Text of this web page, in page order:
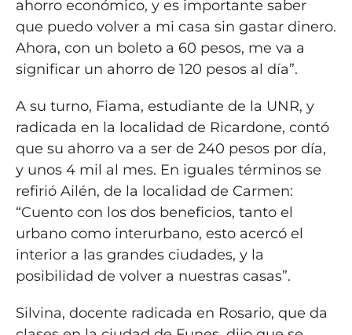
ahorro económico, y es importante saber
que puedo volver a mi casa sin gastar dinero.
Ahora, con un boleto a 60 pesos, me va a
significar un ahorro de 120 pesos al día”.
A su turno, Fiama, estudiante de la UNR, y
radicada en la localidad de Ricardone, contó
que su ahorro va a ser de 240 pesos por día,
y unos 4 mil al mes. En iguales términos se
refirió Ailén, de la localidad de Carmen:
“Cuento con los dos beneficios, tanto el
urbano como interurbano, esto acercó el
interior a las grandes ciudades, y la
posibilidad de volver a nuestras casas”.
Silvina, docente radicada en Rosario, que da